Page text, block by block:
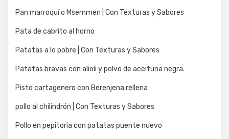
Pan marroquí o Msemmen | Con Texturas y Sabores
Pata de cabrito al horno
Patatas a lo pobre | Con Texturas y Sabores
Patatas bravas con alioli y polvo de aceituna negra.
Pisto cartagenero con Berenjena rellena
pollo al chilindrón | Con Texturas y Sabores
Pollo en pepitoria con patatas puente nuevo